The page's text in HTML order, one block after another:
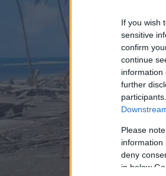
If you wish
sensitive
confirm
continue
information
further
Please
information
deny
in below